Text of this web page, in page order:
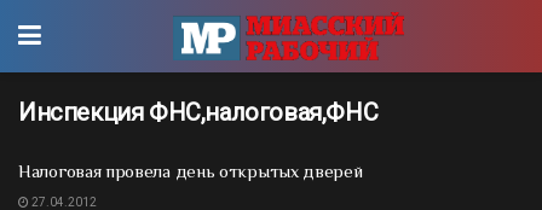
Инспекция ФНС,налоговая,ФНС
Налоговая провела день открытых дверей
27.04.2012